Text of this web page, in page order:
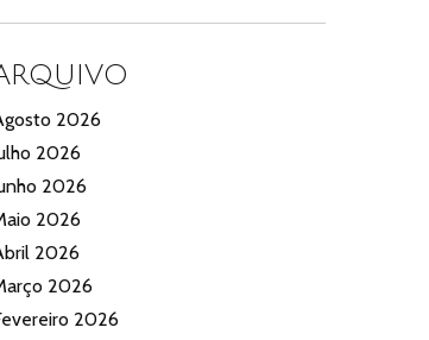
2026
2026
2026
2026
2026
2026
2026